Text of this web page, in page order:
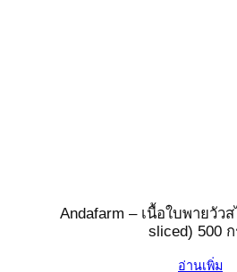
Andafarm – เนื้อใบพายวัว
sliced) 500
อ่านเพิ่ม